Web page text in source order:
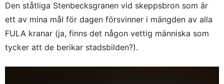
Den ståtliga Stenbecksgranen vid skeppsbron som är
ett av mina mål för dagen försvinner i mängden av alla
FULA kranar (ja, finns det någon vettig människa som
tycker att de berikar stadsbilden?).